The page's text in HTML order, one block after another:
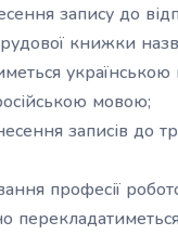
запису до
книжки
мовою;
записів до
професії